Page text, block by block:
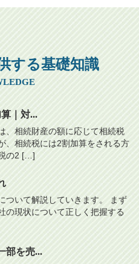
する基礎知識
｜対...
、相続財産の額に応じて相続税
、相続税には2割加算をされる方
の2 […]
ついて解説していきます。 まず
の現状について正しく把握する
部を売...